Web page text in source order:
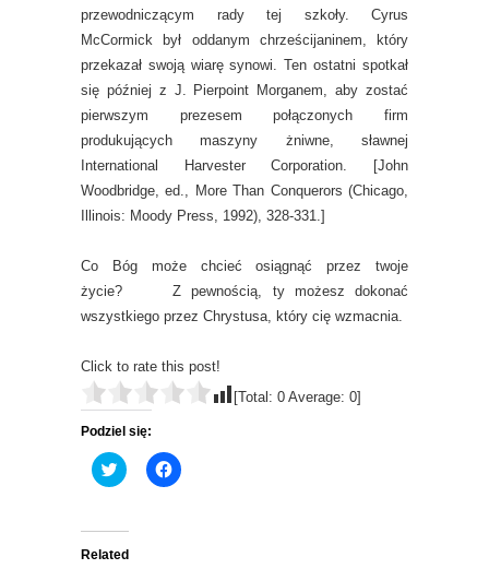
przewodniczącym rady tej szkoły. Cyrus
McCormick był oddanym chrześcijaninem, który
przekazał swoją wiarę synowi. Ten ostatni spotkał
się później z J. Pierpoint Morganem, aby zostać
pierwszym prezesem połączonych firm
produkujących maszyny żniwne, sławnej
International Harvester Corporation. [John
Woodbridge, ed., More Than Conquerors (Chicago,
Illinois: Moody Press, 1992), 328-331.]
Co Bóg może chcieć osiągnąć przez twoje
życie? Z pewnością, ty możesz dokonać
wszystkiego przez Chrystusa, który cię wzmacnia.
Click to rate this post!
[Total: 0 Average: 0]
Podziel się:
C
l
t
o
C
l
Related